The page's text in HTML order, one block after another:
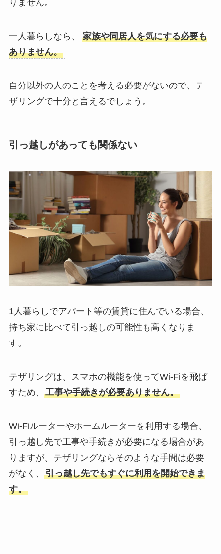
りません。
一人暮らしなら、
家族や同居人を気にする必要も
ありません。
自分以外の人のことを考える必要がないので、テ
ザリングで十分と言えるでしょう。
引っ越しがあっても関係ない
1人暮らしでアパート等の賃貸に住んでいる場合、
持ち家に比べて引っ越しの可能性も高くなりま
す。
テザリングは、スマホの機能を使ってWi-Fiを飛ば
すため、 工事や手続きが必要ありません。
Wi-Fiルーターやホームルーターを利用する場合、
引っ越し先で工事や手続きが必要になる場合があ
りますが、テザリングならそのような手間は必要
がなく、 引っ越し先でもすぐに利用を開始できま
す。